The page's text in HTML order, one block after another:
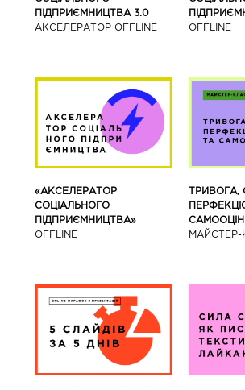
ПІДПРИЄМНИЦТВА 3.0
АКСЕЛЕРАТОР OFFLINE
OFFLINE
«АКСЕЛЕРАТОР
СОЦІАЛЬНОГО
ПІДПРИЄМНИЦТВА»
OFFLINE
ТРИВОГА,
МАЙСТЕР-